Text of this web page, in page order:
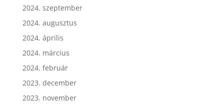
2024. szeptember
2024. augusztus
2024. április
2024. március
2024. február
2023. december
2023. november